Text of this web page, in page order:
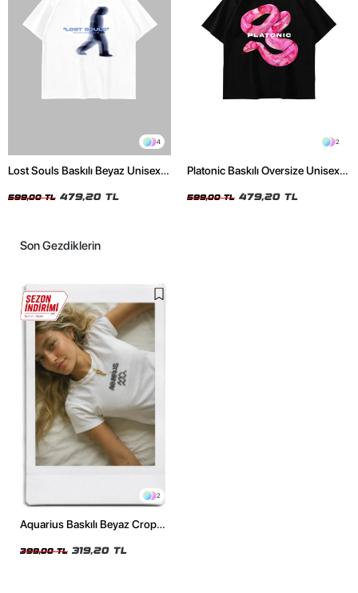
4
Lost Souls Baskılı Beyaz Unisex
599,00 TL 479,20 TL
2
Platonic Baskılı Oversize Unisex
599,00 TL 479,20 TL
Son Gezdiklerin
2
Aquarius Baskılı Beyaz Crop
399,00 TL 319,20 TL